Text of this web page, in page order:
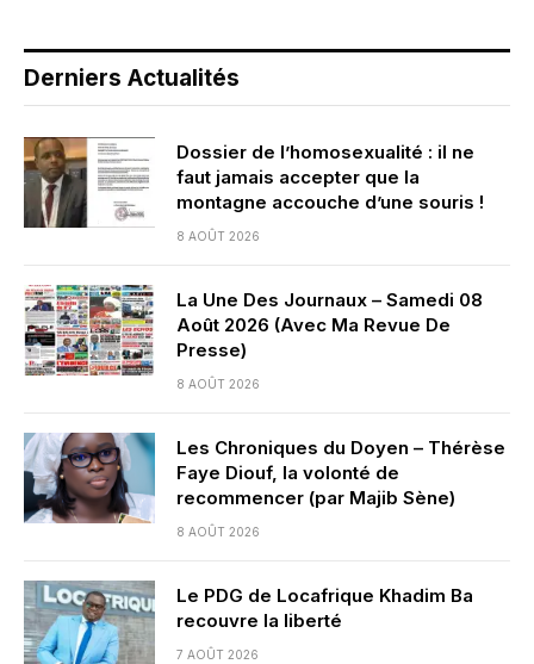
Derniers Actualités
Dossier de l’homosexualité : il ne
faut jamais accepter que la
montagne accouche d’une souris !
8 AOÛT 2026
La Une Des Journaux – Samedi 08
Août 2026 (Avec Ma Revue De
Presse)
8 AOÛT 2026
Les Chroniques du Doyen – Thérèse
Faye Diouf, la volonté de
recommencer (par Majib Sène)
8 AOÛT 2026
Le PDG de Locafrique Khadim Ba
recouvre la liberté
7 AOÛT 2026